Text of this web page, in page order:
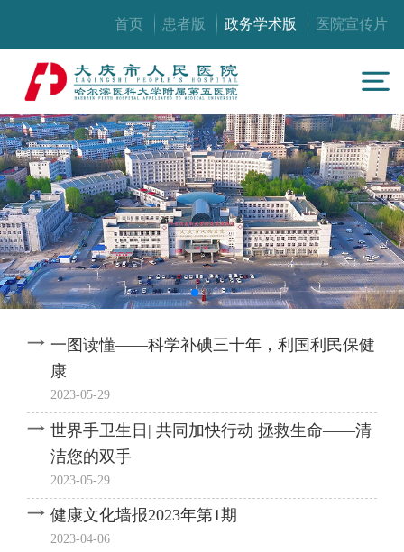
首页 患者版 政务学术版 医院宣传片
一图读懂——科学补碘三十年，利国利民保健
康
2023-05-29
世界手卫生日| 共同加快行动 拯救生命——清
洁您的双手
2023-05-29
健康文化墙报2023年第1期
2023-04-06